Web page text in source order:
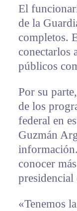
El
de la
completos.
conectarlos
públicos
Por su
de los
federal en
Guzmán
conocer
presidencial
«Tenemos